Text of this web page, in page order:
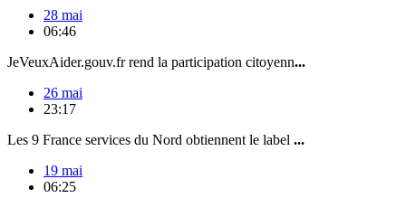
28 mai
06:46
JeVeuxAider.gouv.fr rend la participation citoyenn...
26 mai
23:17
Les 9 France services du Nord obtiennent le label ...
19 mai
06:25